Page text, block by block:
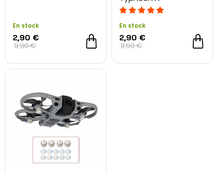
En stock
2,90 €
9,90 €
En stock
2,90 €
11,90 €